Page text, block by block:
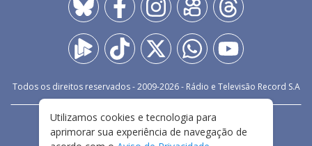
Todos os direitos reservados - 2009-2026- Rádio e Televisão Record S.A
FALE CONOSCO
PRIVACIDADE
TERMOS E CONDIÇÕES DE USO
Utilizamos cookies e tecnologia para
aprimorar sua experiência de navegação de